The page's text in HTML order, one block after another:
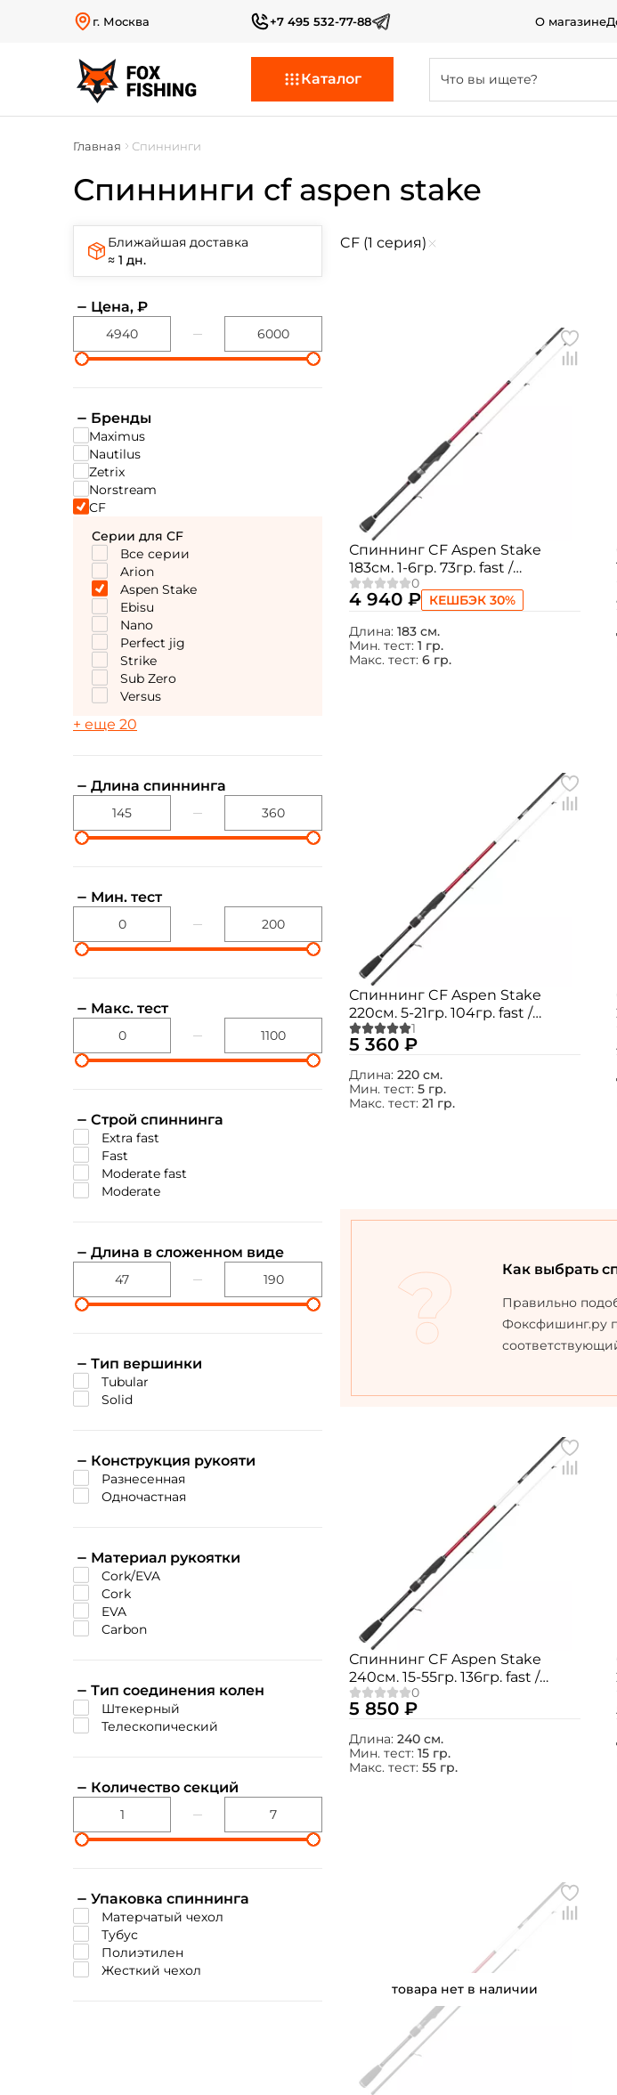
г. Москва +7 495 532-77-88 О магазине
Каталог
Главная Спиннинги
Спиннинги cf aspen stake
Ближайшая доставка
≈ 1 дн.
Цена, ₽
Бренды
Maximus
Nautilus
Zetrix
Norstream
CF
Серии для CF
Все серии
Arion
Aspen Stake
Ebisu
Nano
Perfect jig
Strike
Sub Zero
Versus
+ еще 20
Длина спиннинга
Мин. тест
Макс. тест
Строй спиннинга
extra fast
fast
moderate fast
moderate
Длина в сложенном виде
Тип вершинки
tubular
solid
Конструкция рукояти
разнесенная
одночастная
Материал рукоятки
cork/EVA
cork
EVA
Carbon
Тип соединения колен
штекерный
телескопический
Количество секций
Упаковка спиннинга
Матерчатый чехол
Тубус
Полиэтилен
Жесткий чехол
CF (1 серия)
Спиннинг CF Aspen Stake
183см. 1-6гр. 73гр. fast /
AS602ULT
4 940 ₽ КЕШБЭК 30%
Длина: 183 см.
Мин. тест: 1 гр.
Макс. тест: 6 гр.
Спиннинг CF Aspen Stake
220см. 5-21гр. 104гр. fast /
AS722MLT
5 360 ₽
Длина: 220 см.
Мин. тест: 5 гр.
Макс. тест: 21 гр.
Спиннинг CF Aspen Stake
240см. 15-55гр. 136гр. fast /
AS812МНT
5 850 ₽
Длина: 240 см.
Мин. тест: 15 гр.
Макс. тест: 55 гр.
товара нет в наличии
Как выбрать
Правильно
Фоксфишинг.ру
Email: *
Номер телефона: *